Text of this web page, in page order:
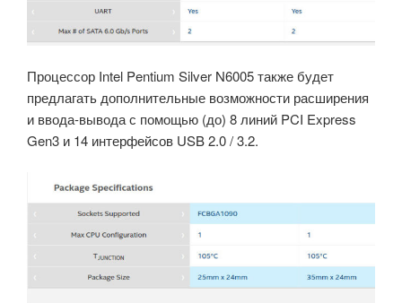
Процессор Intel Pentium Silver N6005 также будет
предлагать дополнительные возможности расширения
и ввода-вывода с помощью (до) 8 линий PCI Express
Gen3 и 14 интерфейсов USB 2.0 / 3.2.